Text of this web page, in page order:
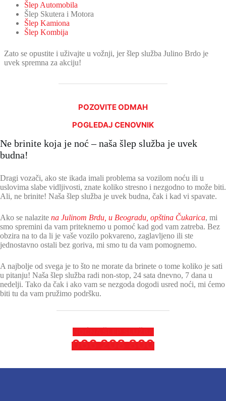
Šlep Automobila
Šlep Skutera i Motora
Šlep Kamiona
Šlep Kombija
Zato se opustite i uživajte u vožnji, jer šlep služba Julino Brdo je
uvek spremna za akciju!
POZOVITE ODMAH
POGLEDAJ CENOVNIK
Ne brinite koja je noć – naša šlep služba je uvek
budna!
Dragi vozači, ako ste ikada imali problema sa vozilom noću ili u
uslovima slabe vidljivosti, znate koliko stresno i nezgodno to može biti.
Ali, ne brinite! Naša šlep služba je uvek budna, čak i kad vi spavate.
Ako se nalazite na Julinom Brdu, u Beogradu, opština Čukarica, mi
smo spremini da vam priteknemo u pomoć kad god vam zatreba. Bez
obzira na to da li je vaše vozilo pokvareno, zaglavljeno ili ste
jednostavno ostali bez goriva, mi smo tu da vam pomognemo.
A najbolje od svega je to što ne morate da brinete o tome koliko je sati
u pitanju! Naša šlep služba radi non-stop, 24 sata dnevno, 7 dana u
nedelji. Tako da čak i ako vam se nezgoda dogodi usred noći, mi ćemo
biti tu da vam pružimo podršku.
066 208 800